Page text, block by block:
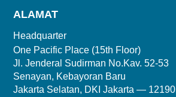
ALAMAT
Headquarter
One Pacific Place (15th Floor)
Jl. Jenderal Sudirman No.Kav. 52-53
Senayan, Kebayoran Baru
Jakarta Selatan, DKI Jakarta — 12190